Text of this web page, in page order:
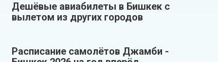
Дешёвые авиабилеты в Бишкек с
вылетом из других городов
Расписание самолётов Джамби -